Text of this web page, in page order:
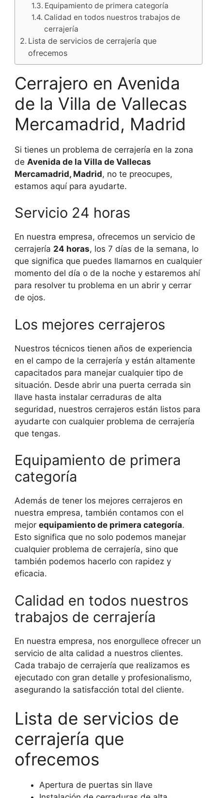
Equipamiento de primera categoría
Calidad en todos nuestros trabajos de
cerrajería
Lista de servicios de cerrajería que
ofrecemos
Cerrajero en Avenida
de la Villa de Vallecas
Mercamadrid, Madrid
Si tienes un problema de cerrajería en la zona
de Avenida de la Villa de Vallecas
Mercamadrid, Madrid, no te preocupes,
estamos aquí para ayudarte.
Servicio 24 horas
En nuestra empresa, ofrecemos un servicio de
cerrajería 24 horas, los 7 días de la semana, lo
que significa que puedes llamarnos en cualquier
momento del día o de la noche y estaremos ahí
para resolver tu problema en un abrir y cerrar
de ojos.
Los mejores cerrajeros
Nuestros técnicos tienen años de experiencia
en el campo de la cerrajería y están altamente
capacitados para manejar cualquier tipo de
situación. Desde abrir una puerta cerrada sin
llave hasta instalar cerraduras de alta
seguridad, nuestros cerrajeros están listos para
ayudarte con cualquier problema de cerrajería
que tengas.
Equipamiento de primera
categoría
Además de tener los mejores cerrajeros en
nuestra empresa, también contamos con el
mejor equipamiento de primera categoría.
Esto significa que no solo podemos manejar
cualquier problema de cerrajería, sino que
también podemos hacerlo con rapidez y
eficacia.
Calidad en todos nuestros
trabajos de cerrajería
En nuestra empresa, nos enorgullece ofrecer un
servicio de alta calidad a nuestros clientes.
Cada trabajo de cerrajería que realizamos es
ejecutado con gran detalle y profesionalismo,
asegurando la satisfacción total del cliente.
Lista de servicios de
cerrajería que
ofrecemos
Apertura de puertas sin llave